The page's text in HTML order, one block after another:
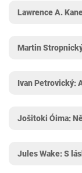
Lawrence A.
Martin
Ivan Petrovický:
Jošitoki Óima:
Jules Wake: S